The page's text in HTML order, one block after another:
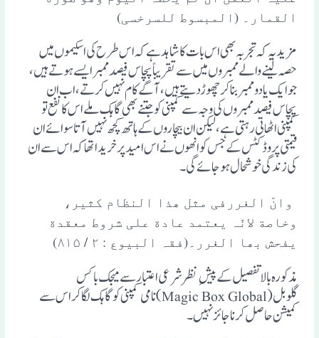
القمار۔ (المبسوط للسرخسی)
مزید یہ کہ تجربہ بھی اس بات کا شاہد ہے کہ اس طرح کی اسکیموں میں
حصہ لینے والے ممبروں میں سے تقریباً پچاس فیصد ممبر ایسے ہوتے ہیں،
جو ایک یا دو ممبر بناکر چھوڑدیتے ہیں،آگے کام نہیں کرتے، اب ان
پچاس فیصد ممبروں کی وجہ سے کمپنی کو جتنے بھی گاہک ملے اس کا نفع تو
کمپنی اٹھاتی رہتی ہے، لیکن ان بیچاروں کے ہاتھ کچھ نہیں آتاسوائے ان
قیمتی پروڈکٹس کے جس کو انھوں نے اس امید پر خریدا تھا کہ اس سے ان
کی زندگی خوشحال ہوجائے گی۔
وانّ الغررفی مثل ھذا النظام کثیر،
وخاصة لانّہ یعتمد عادة علی شروط معقدة
یفحش بھا الغرر۔(فقہ البیوع : ۲ / ۸۱۵)
مذکورہ بالا تفصیل کے پیش ِنظر شرعی اعتبار سے میجک باکس
گلوبل(Magic Box Global) نامی کمپنی کو گاہک لگا کراس سے
کمیشن حاصل کرنا جائز نہیں۔